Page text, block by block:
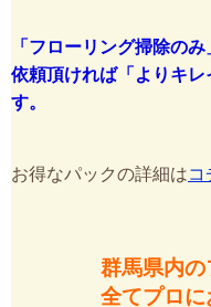
「フローリング掃除の
依頼頂ければ「よりキ
す。
お得なパックの詳細はコ
群馬県内
全てプロに